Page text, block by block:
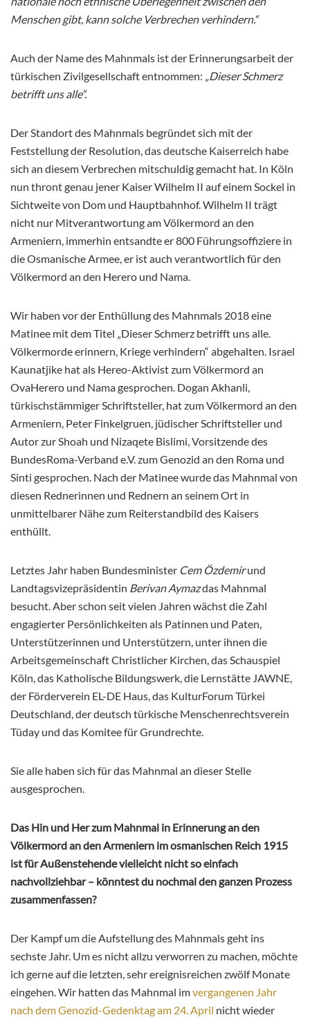
Menschen gibt, kann solche Verbrechen verhindern.“
Auch der Name des Mahnmals ist der Erinnerungsarbeit der
türkischen Zivilgesellschaft entnommen:
„Dieser Schmerz
betrifft uns alle“.
Der Standort des Mahnmals begründet sich mit der
Feststellung der Resolution, das deutsche Kaiserreich habe
sich an diesem Verbrechen mitschuldig gemacht hat. In Köln
nun thront genau jener Kaiser Wilhelm II auf einem Sockel in
Sichtweite von Dom und Hauptbahnhof. Wilhelm II trägt
nicht nur Mitverantwortung am Völkermord an den
Armeniern, immerhin entsandte er 800 Führungsoffiziere in
die Osmanische Armee, er ist auch verantwortlich für den
Völkermord an den Herero und Nama.
Wir haben vor der Enthüllung des Mahnmals 2018 eine
Matinee mit dem Titel „Dieser Schmerz betrifft uns alle.
Völkermorde erinnern, Kriege verhindern“ abgehalten. Israel
Kaunatjike hat als Hereo-Aktivist zum Völkermord an
OvaHerero und Nama gesprochen. Dogan Akhanli,
türkischstämmiger Schriftsteller, hat zum Völkermord an den
Armeniern, Peter Finkelgruen, jüdischer Schriftsteller und
Autor zur Shoah und Nizaqete Bislimi, Vorsitzende des
BundesRoma-Verband e.V. zum Genozid an den Roma und
Sinti gesprochen. Nach der Matinee wurde das Mahnmal von
diesen Rednerinnen und Rednern an seinem Ort in
unmittelbarer Nähe zum Reiterstandbild des Kaisers
enthüllt.
Letztes Jahr haben Bundesminister Cem Özdemirund
Landtagsvizepräsidentin Berivan Aymazdas Mahnmal
besucht. Aber schon seit vielen Jahren wächst die Zahl
engagierter Persönlichkeiten als Patinnen und Paten,
Unterstützerinnen und Unterstützern, unter ihnen die
Arbeitsgemeinschaft Christlicher Kirchen, das Schauspiel
Köln, das Katholische Bildungswerk, die Lernstätte JAWNE,
der Förderverein EL-DE Haus, das KulturForum Türkei
Deutschland, der deutsch türkische Menschenrechtsverein
Tüday und das Komitee für Grundrechte.
Sie alle haben sich für das Mahnmal an dieser Stelle
ausgesprochen.
Das Hin und Her zum Mahnmal in Erinnerung an den
Völkermord an den Armeniern im osmanischen Reich 1915
ist für Außenstehende vielleicht nicht so einfach
nachvollziehbar – könntest du nochmal den ganzen Prozess
zusammenfassen?
Der Kampf um die Aufstellung des Mahnmals geht ins
sechste Jahr. Um es nicht allzu verworren zu machen, möchte
ich gerne auf die letzten, sehr ereignisreichen zwölf Monate
eingehen. Wir hatten das Mahnmal imvergangenen Jahr
nach dem Genozid-Gedenktag am 24. April nicht wieder